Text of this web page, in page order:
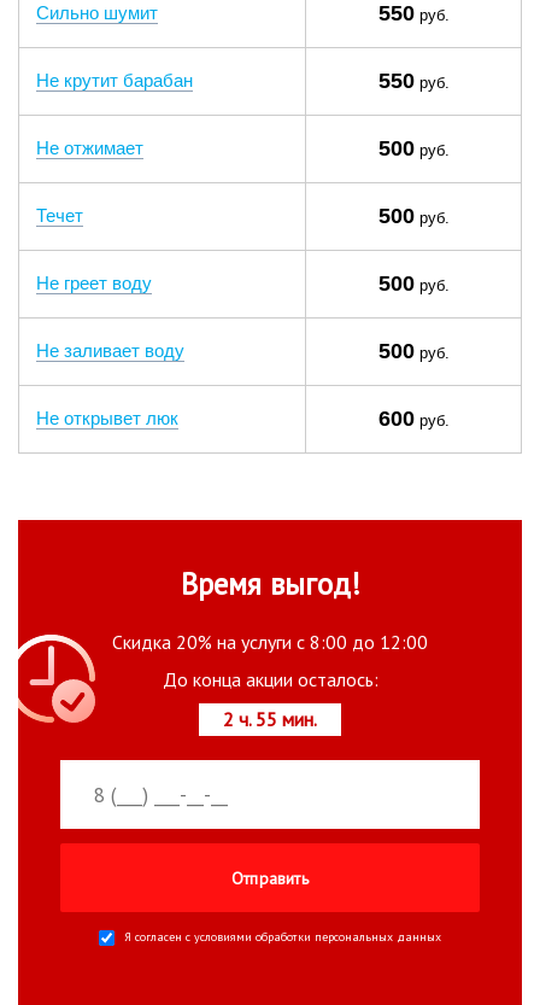
Сильно шумит 550руб.
Не крутит барабан 550руб.
Не отжимает 500руб.
Течет 500руб.
Не греет воду 500руб.
Не заливает воду 500руб.
Не открывет люк 600руб.
Время выгод!
Скидка 20% на услуги с 8:00 до 12:00
До конца акции осталось:
2 ч. 55 мин.
Я согласен с условиями обработки персональных данных